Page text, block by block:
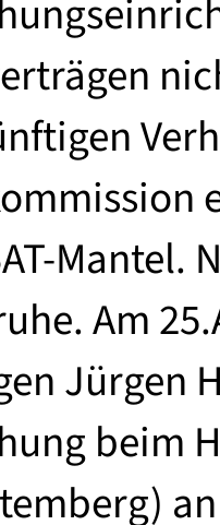
Mantel.
Am
Jürgen
beim